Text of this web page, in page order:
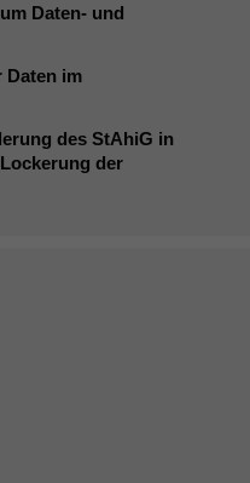
Daten- und
Daten im
des StAhiG in
der
funktionieren.
anonyme Daten ab,
um interne